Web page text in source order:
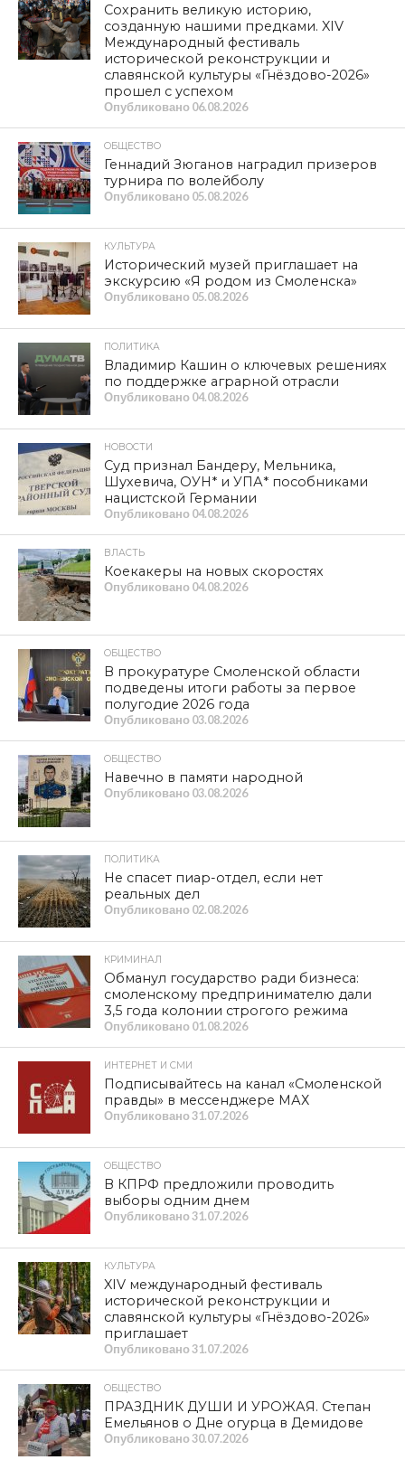
Сохранить великую историю,
созданную нашими предками. XIV
Международный фестиваль
исторической реконструкции и
славянской культуры «Гнёздово-2026»
прошел с успехом
Опубликовано 06.08.2026
ОБЩЕСТВО
Геннадий Зюганов наградил призеров
турнира по волейболу
Опубликовано 05.08.2026
КУЛЬТУРА
Исторический музей приглашает на
экскурсию «Я родом из Смоленска»
Опубликовано 05.08.2026
ПОЛИТИКА
Владимир Кашин о ключевых решениях
по поддержке аграрной отрасли
Опубликовано 04.08.2026
НОВОСТИ
Суд признал Бандеру, Мельника,
Шухевича, ОУН* и УПА* пособниками
нацистской Германии
Опубликовано 04.08.2026
ВЛАСТЬ
Коекакеры на новых скоростях
Опубликовано 04.08.2026
ОБЩЕСТВО
В прокуратуре Смоленской области
подведены итоги работы за первое
полугодие 2026 года
Опубликовано 03.08.2026
ОБЩЕСТВО
Навечно в памяти народной
Опубликовано 03.08.2026
ПОЛИТИКА
Не спасет пиар-отдел, если нет
реальных дел
Опубликовано 02.08.2026
КРИМИНАЛ
Обманул государство ради бизнеса:
смоленскому предпринимателю дали
3,5 года колонии строгого режима
Опубликовано 01.08.2026
ИНТЕРНЕТ И СМИ
Подписывайтесь на канал «Смоленской
правды» в мессенджере МАХ
Опубликовано31.07.2026
ОБЩЕСТВО
В КПРФ предложили проводить
выборы одним днем
Опубликовано31.07.2026
КУЛЬТУРА
XIV международный фестиваль
исторической реконструкции и
славянской культуры «Гнёздово-2026»
приглашает
Опубликовано31.07.2026
ОБЩЕСТВО
ПРАЗДНИК ДУШИ И УРОЖАЯ. Степан
Емельянов о Дне огурца в Демидове
Опубликовано30.07.2026